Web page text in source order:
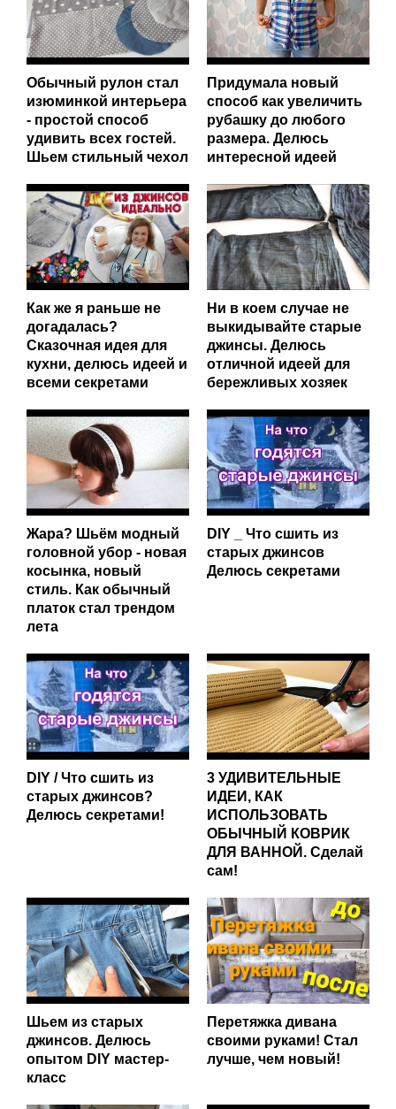
Обычный рулон стал
изюминкой интерьера
- простой способ
удивить всех гостей.
Шьем стильный чехол
Придумала новый
способ как увеличить
рубашку до любого
размера. Делюсь
интересной идеей
Как же я раньше не
догадалась?
Сказочная идея для
кухни, делюсь идеей и
всеми секретами
Ни в коем случае не
выкидывайте старые
джинсы. Делюсь
отличной идеей для
бережливых хозяек
Жара? Шьём модный
головной убор - новая
косынка, новый
стиль. Как обычный
платок стал трендом
лета
DIY _ Что сшить из
старых джинсов
Делюсь секретами
DIY / Что сшить из
старых джинсов?
Делюсь секретами!
3 УДИВИТЕЛЬНЫЕ
ИДЕИ, КАК
ИСПОЛЬЗОВАТЬ
ОБЫЧНЫЙ КОВРИК
ДЛЯ ВАННОЙ. Сделай
сам!
Шьем из старых
джинсов. Делюсь
опытом DIY мастер-
класс
Перетяжка дивана
своими руками! Стал
лучше, чем новый!